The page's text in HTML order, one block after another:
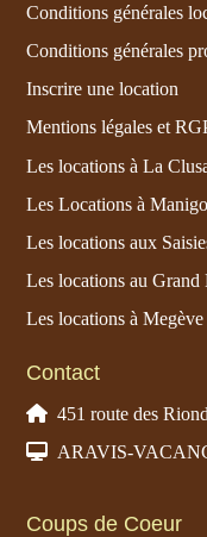
Conditions générales
Conditions générales
Inscrire une location
Mentions légales et
Les locations à La
Les Locations à
Les locations aux
Les locations au Grand
Les locations à Megève
Contact
451 route des
ARAVIS-
Coups de Coeur